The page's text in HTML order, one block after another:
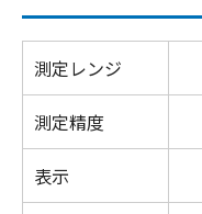
測定レンジ
測定精度
表示